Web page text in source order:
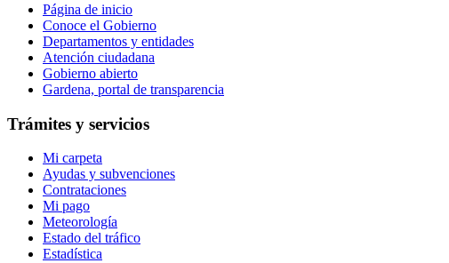
Página de inicio
Conoce el Gobierno
Departamentos y entidades
Atención ciudadana
Gobierno abierto
Gardena, portal de transparencia
Trámites y servicios
Mi carpeta
Ayudas y subvenciones
Contrataciones
Mi pago
Meteorología
Estado del tráfico
Estadística